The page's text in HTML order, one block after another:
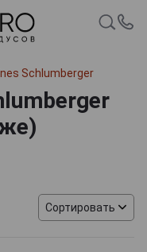
Schlumberger
Сортировать